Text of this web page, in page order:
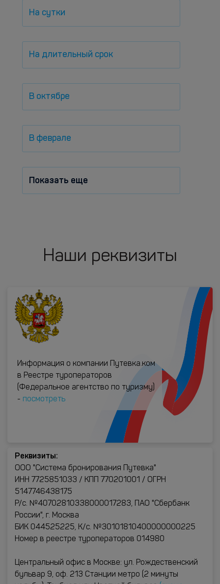
На сутки
На длительный срок
В октябре
В феврале
Показать еще
Наши реквизиты
Информация о компании Путевка.ком
в Реестре туроператоров
(Федеральное агентство по туризму)
- посмотреть
Реквизиты:
ООО "Система бронирования Путевка"
ИНН 7725851033 / КПП 770201001 / ОГРН
5147746438175
Р/с. №40702810338000017283, ПАО "Сбербанк
России", г. Москва
БИК 044525225, К/с. №30101810400000000225
Номер в реестре туроператоров 014980
Центральный офис в Москве: ул. Рождественский
бульвар 9, оф. 213 Станции метро (2 минуты